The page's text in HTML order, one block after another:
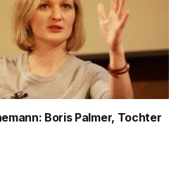
Boris Palmer, Tochter